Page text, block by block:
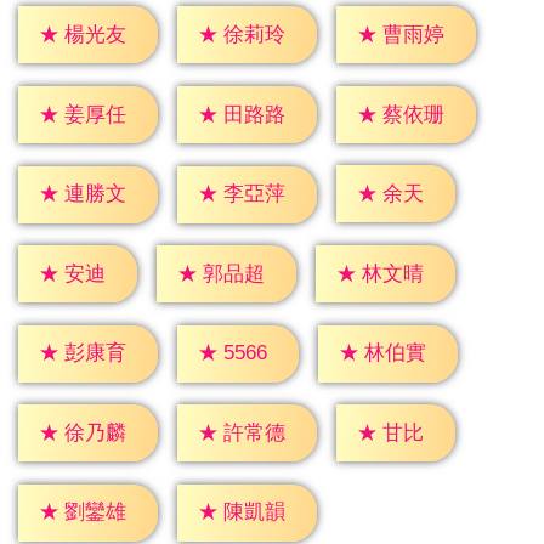
★ 楊光友 ★ 徐莉玲 ★ 曹雨婷
★ 姜厚任 ★ 田路路 ★ 蔡依珊
★ 連勝文 ★ 李亞萍 ★ 余天
★ 安迪 ★ 郭品超 ★ 林文晴
★ 彭康育 ★ 5566 ★ 林伯實
★ 徐乃麟 ★ 許常德 ★ 甘比
★ 劉鑾雄 ★ 陳凱韻